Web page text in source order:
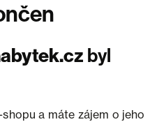
byl
a máte zájem o jeho